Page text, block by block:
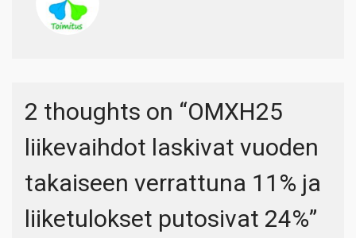
2 thoughts on “OMXH25
liikevaihdot laskivat vuoden
takaiseen verrattuna 11% ja
liiketulokset putosivat 24%”